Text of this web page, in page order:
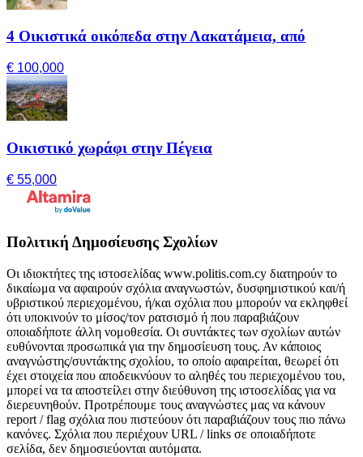
4 Οικιστικά οικόπεδα στην Λακατάμεια, από
€ 100,000
Οικιστικό χωράφι στην Πέγεια
€ 55,000
Πολιτική Δημοσίευσης Σχολίων
Οι ιδιοκτήτες της ιστοσελίδας www.politis.com.cy διατηρούν το
δικαίωμα να αφαιρούν σχόλια αναγνωστών, δυσφημιστικού και/ή
υβριστικού περιεχομένου, ή/και σχόλια που μπορούν να εκληφθεί
ότι υποκινούν το μίσος/τον ρατσισμό ή που παραβιάζουν
οποιαδήποτε άλλη νομοθεσία. Οι συντάκτες των σχολίων αυτών
ευθύνονται προσωπικά για την δημοσίευση τους. Αν κάποιος
αναγνώστης/συντάκτης σχολίου, το οποίο αφαιρείται, θεωρεί ότι
έχει στοιχεία που αποδεικνύουν το αληθές του περιεχομένου του,
μπορεί να τα αποστείλει στην διεύθυνση της ιστοσελίδας για να
διερευνηθούν. Προτρέπουμε τους αναγνώστες μας να κάνουν
report / flag σχόλια που πιστεύουν ότι παραβιάζουν τους πιο πάνω
κανόνες. Σχόλια που περιέχουν URL / links σε οποιαδήποτε
σελίδα, δεν δημοσιεύονται αυτόματα.